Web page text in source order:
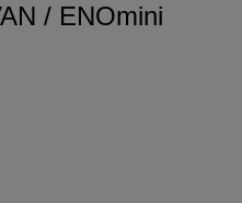
/ ENOmini